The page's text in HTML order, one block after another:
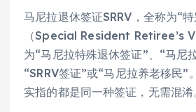
马尼拉退休签证SRRV，全称为“
（Special Resident Retiree’s
为“马尼拉特殊退休签证”、“马尼
“SRRV签证”或“马尼拉养老移民”
实指的都是同一种签证，无需混淆